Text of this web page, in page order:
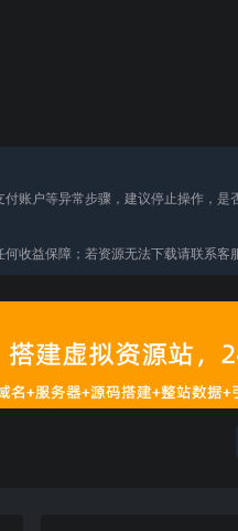
账户等异常步骤，建议停止操作，是
收益保障；若资源无法下载请联系